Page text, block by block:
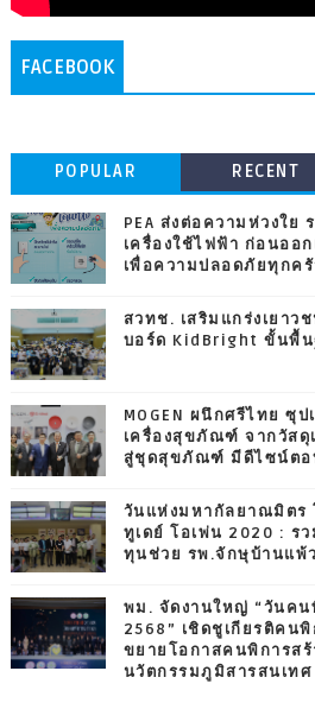
FACEBOOK
POPULAR RECENT
PEA ส่งต่อความห่วงใย
เครื่องใช้ไฟฟ้า ก่อนออ
เพื่อความปลอดภัยทุกครั
สวทช. เสริมแกร่งเยาว
บอร์ด KidBright ขั้นพื้น
MOGEN ผนึกศรีไทย ซุ
เครื่องสุขภัณฑ์ จากวัส
สู่ชุดสุขภัณฑ์ มีดีไซน์ตอ
วันแห่งมหากัลยาณมิตร
ทูเดย์ โอเพ่น 2020 : ร
ทุนช่วย รพ.จักษุบ้านแพ้
พม. จัดงานใหญ่ “วันคน
2568” เชิดชูเกียรติคน
ขยายโอกาสคนพิการส
นวัตกรรมภูมิสารสนเทศ